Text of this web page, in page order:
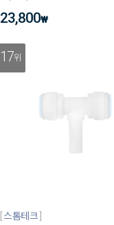
23,800₩
17위
스톰테크